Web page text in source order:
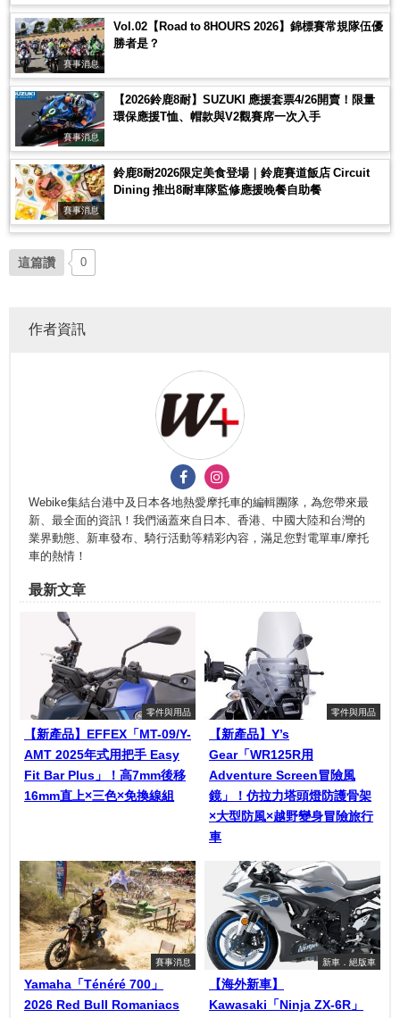
賽事消息
Vol.02【Road to 8HOURS 2026】錦標賽常規隊伍優
勝者是？
賽事消息
【2026鈴鹿8耐】SUZUKI 應援套票4/26開賣！限量
環保應援T恤、帽款與V2觀賽席一次入手
賽事消息
鈴鹿8耐2026限定美食登場｜鈴鹿賽道飯店 Circuit
Dining 推出8耐車隊監修應援晚餐自助餐
這篇讚 0
作者資訊
Webike集結台港中及日本各地熱愛摩托車的編輯團隊，為您帶來最
新、最全面的資訊！我們涵蓋來自日本、香港、中國大陸和台灣的
業界動態、新車發布、騎行活動等精彩內容，滿足您對電單車/摩托
車的熱情！
最新文章
零件與用品
【新產品】EFFEX「MT-09/Y-
AMT 2025年式用把手 Easy
Fit Bar Plus」！高7mm後移
16mm直上×三色×免換線組
零件與用品
【新產品】Y’s
Gear「WR125R用
Adventure Screen冒險風
鏡」！仿拉力塔頭燈防護骨架
×大型防風×越野變身冒險旅行
車
賽事消息
Yamaha「Ténéré 700」
2026 Red Bull Romaniacs
新車．絕版車
【海外新車】
Kawasaki「Ninja ZX-6R」